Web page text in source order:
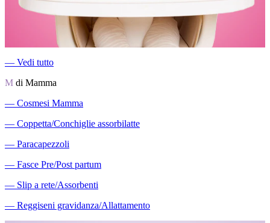
― Vedi tutto
M di Mamma
― Cosmesi Mamma
― Coppetta/Conchiglie assorbilatte
― Paracapezzoli
― Fasce Pre/Post partum
― Slip a rete/Assorbenti
― Reggiseni gravidanza/Allattamento